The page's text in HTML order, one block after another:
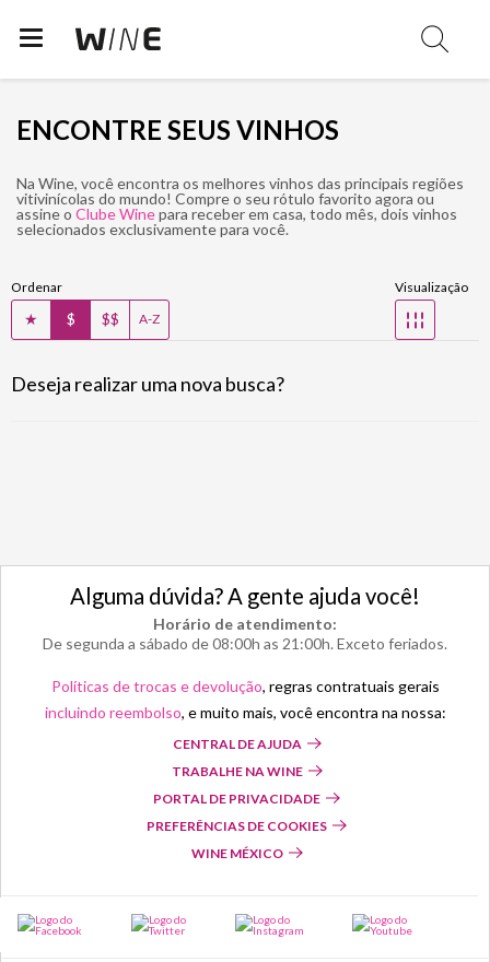
ENCONTRE SEUS VINHOS
Na Wine, você encontra os melhores vinhos das principais regiões
vitivinícolas do mundo! Compre o seu rótulo favorito agora ou
assine o Clube Winepara receber em casa, todo mês, dois vinhos
selecionados exclusivamente para você.
Visualização
☷
Ordenar
★ $ $$ A-Z
Deseja realizar uma nova busca?
Alguma dúvida? A gente ajuda você!
Horário de atendimento:
De segunda a sábado de 08:00h as 21:00h. Exceto feriados.
Políticas de trocas e devolução, regras contratuais gerais
incluindo reembolso, e muito mais, você encontra na nossa:
CENTRAL DE AJUDA
TRABALHE NA WINE
PORTAL DE PRIVACIDADE
PREFERÊNCIAS DE COOKIES
WINE MÉXICO